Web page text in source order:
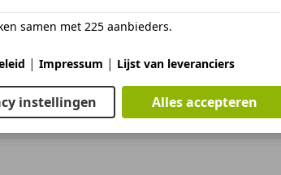
samen met 225 aanbieders.
| Impressum | Lijst van leveranciers
instellingen Alles accepteren